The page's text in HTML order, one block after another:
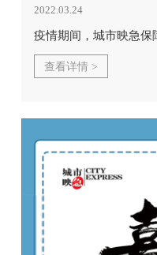
2022.03.24
疫情期间，城市映急保
查看详情 >